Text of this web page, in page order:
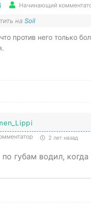
Начинающий
на Soil
против него только
2 лет назад
губам водил,